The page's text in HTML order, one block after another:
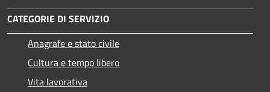
CATEGORIE DI SERVIZIO
Anagrafe e stato civile
Cultura e tempo libero
Vita lavorativa